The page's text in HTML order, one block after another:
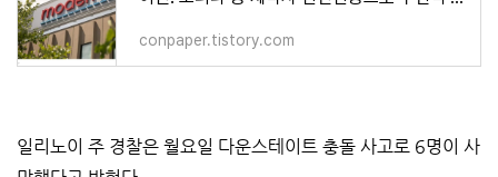
conpaper.tistory.com
일리노이 주 경찰은 월요일 다운스테이트 충돌 사고로 6명이 사